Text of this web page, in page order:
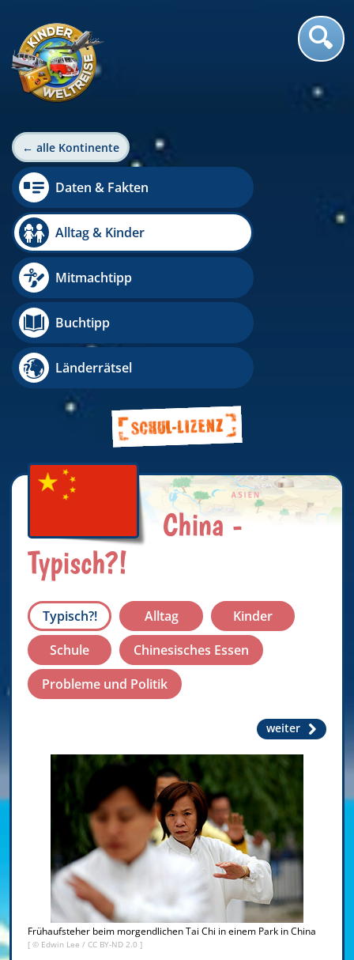
← alle Kontinente
Daten & Fakten
Alltag & Kinder
Mitmachtipp
Buchtipp
Länderrätsel
China -
Typisch?!
Typisch?! Alltag
Kinder
Schule
Chinesisches Essen
Probleme und Politik
weiter
Frühaufsteher beim morgendlichen Tai Chi in einem Park in China
[ © Edwin Lee / CC BY-ND 2.0 ]